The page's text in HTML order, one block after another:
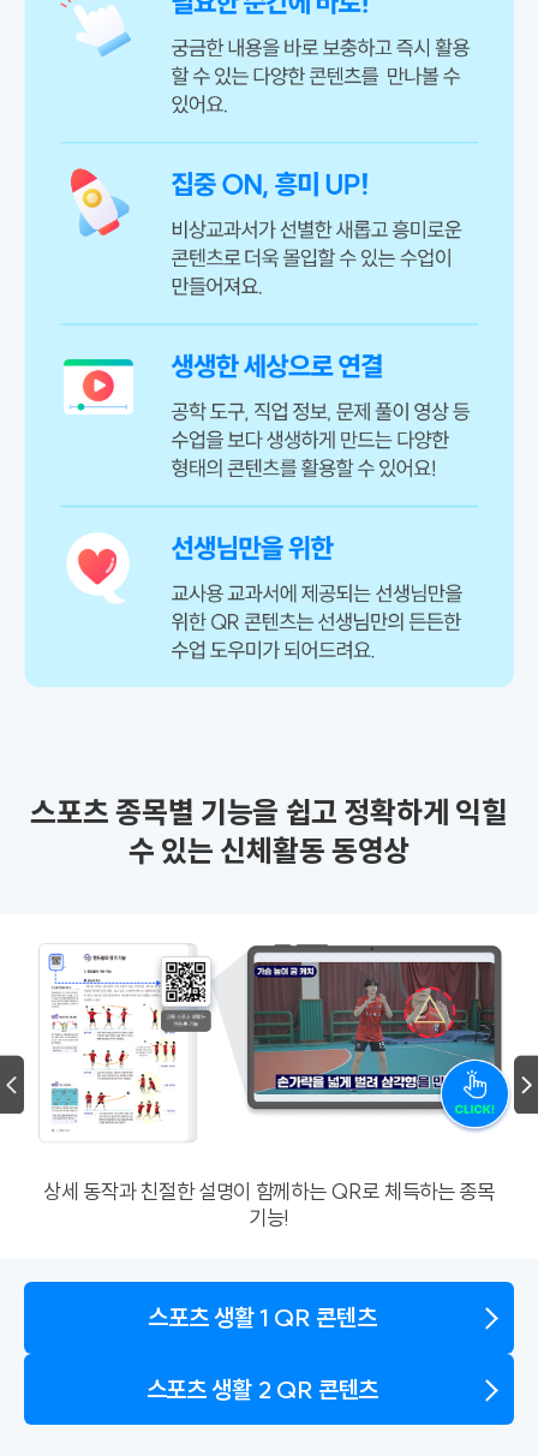
스포츠 종목별 기능을 쉽고 정확하게 익힐
수 있는 신체활동 동영상
상세 동작과 친절한 설명이 함께하는 QR로 체득하는 종목
기능!
스포츠 생활 1 QR 콘텐츠
스포츠 생활 2 QR 콘텐츠